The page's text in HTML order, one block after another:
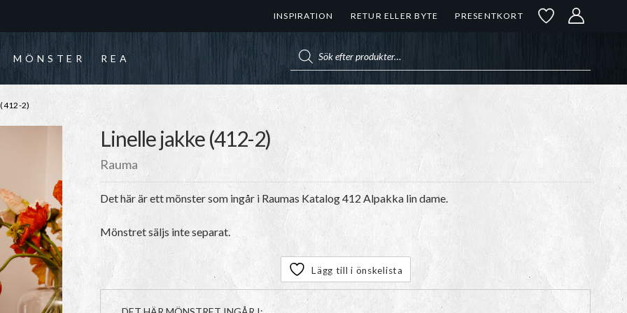
INSPIRATION RETUR ELLER BYTE PRESENTKORT
MÖNSTER REA
2)
Linelle jakke (412-2)
Rauma
Det här är ett mönster som ingår i Raumas Katalog 412 Alpakka lin dame.
Mönstret säljs inte separat.
Lägg till i önskelista